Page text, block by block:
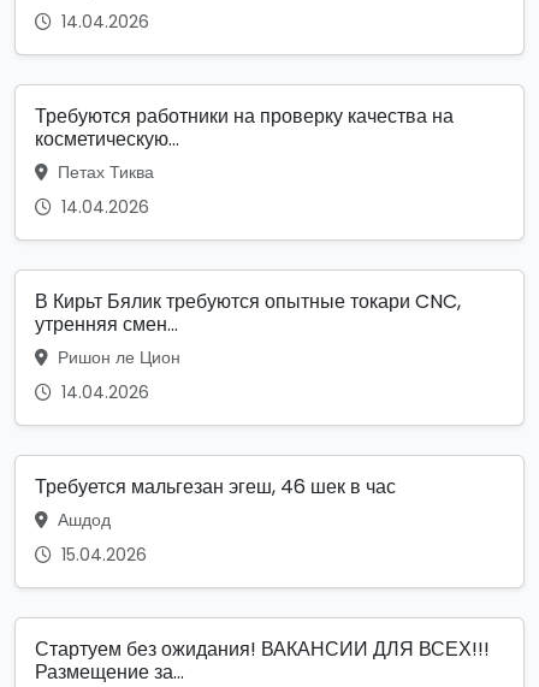
14.04.2026
Требуются работники на проверку качества на
косметическую...
Петах Тиква
14.04.2026
В Кирьт Бялик требуются опытные токари CNC,
утренняя смен...
Ришон ле Цион
14.04.2026
Требуется мальгезан эгеш, 46 шек в час
Ашдод
15.04.2026
Стартуем без ожидания! ВАКАНСИИ ДЛЯ ВСЕХ!!!
Размещение за...